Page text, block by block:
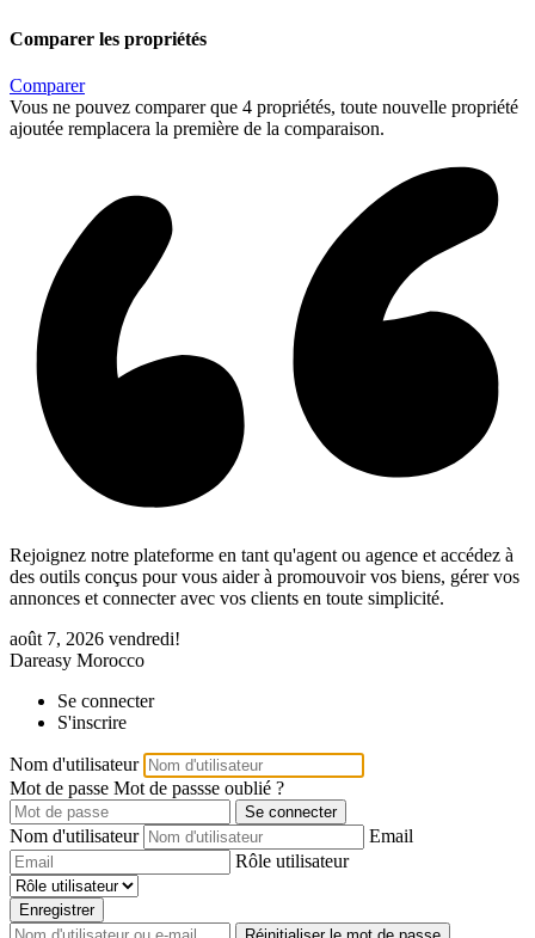
Comparer les propriétés
Comparer
Vous ne pouvez comparer que 4 propriétés, toute nouvelle propriété
ajoutée remplacera la première de la comparaison.
Rejoignez notre plateforme en tant qu'agent ou agence et accédez à
des outils conçus pour vous aider à promouvoir vos biens, gérer vos
annonces et connecter avec vos clients en toute simplicité.
août 7, 2026 vendredi!
Dareasy Morocco
Se connecter
S'inscrire
Nom d'utilisateur
Mot de passe Mot de passse oublié ?
Se connecter
Nom d'utilisateur
Email
Rôle utilisateur
Enregistrer